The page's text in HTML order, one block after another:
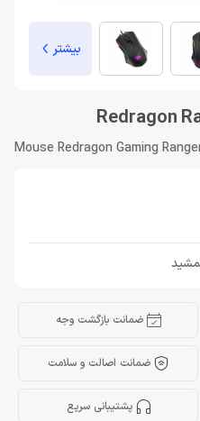
بیشتر
Mouse Redragon Gaming
ضمانت بازگشت وجه
ضمانت اصالت و سلامت
پشتیبانی سریع